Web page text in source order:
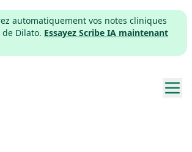
automatiquement vos notes cliniques
de Dilato. Essayez Scribe IA maintenant